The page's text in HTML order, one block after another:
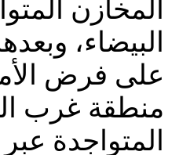
المخازن
البيضاء،
على فرض
منطقة غرب
المتواجدة